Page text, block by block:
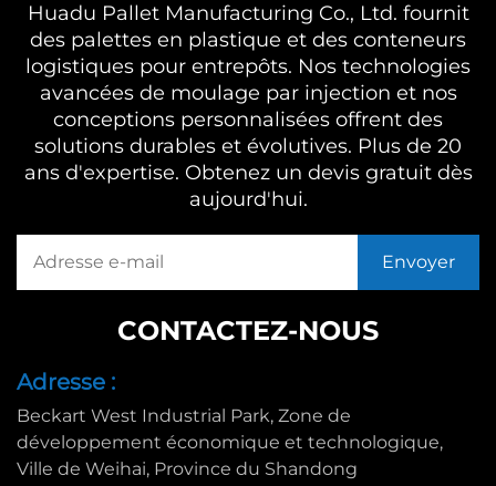
Huadu Pallet Manufacturing Co., Ltd. fournit
des palettes en plastique et des conteneurs
logistiques pour entrepôts. Nos technologies
avancées de moulage par injection et nos
conceptions personnalisées offrent des
solutions durables et évolutives. Plus de 20
ans d'expertise. Obtenez un devis gratuit dès
aujourd'hui.
CONTACTEZ-NOUS
Adresse :
Beckart West Industrial Park, Zone de
développement économique et technologique,
Ville de Weihai, Province du Shandong